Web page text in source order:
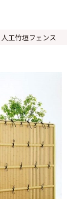
人工竹垣フェンス